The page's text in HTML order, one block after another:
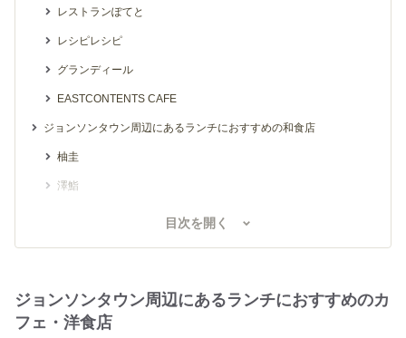
レストランぽてと
レシピレシピ
グランディール
EASTCONTENTS CAFE
ジョンソンタウン周辺にあるランチにおすすめの和食店
柚圭
澤鮨
その他ジョンソンタウン周辺にあるランチのおすすめ店
きりん
目次を開く
ジョンソンタウン周辺にあるランチにおすすめのカ
フェ・洋食店